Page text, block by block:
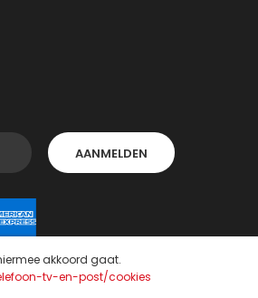
AANMELDEN
akkoord gaat.
tv-en-post/cookies